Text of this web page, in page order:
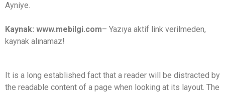
Ayniye.
Kaynak: www.mebilgi.com– Yazıya aktif link verilmeden,
kaynak alınamaz!
It is a long established fact that a reader will be distracted by
the readable content of a page when looking at its layout. The